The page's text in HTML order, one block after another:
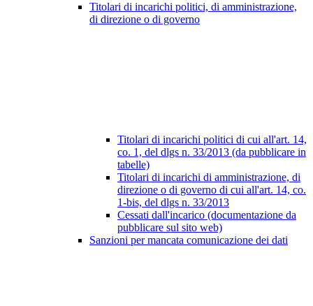
Titolari di incarichi politici, di amministrazione,
di direzione o di governo
Titolari di incarichi politici di cui all'art. 14,
co. 1, del dlgs n. 33/2013 (da pubblicare in
tabelle)
Titolari di incarichi di amministrazione, di
direzione o di governo di cui all'art. 14, co.
1-bis, del dlgs n. 33/2013
Cessati dall'incarico (documentazione da
pubblicare sul sito web)
Sanzioni per mancata comunicazione dei dati